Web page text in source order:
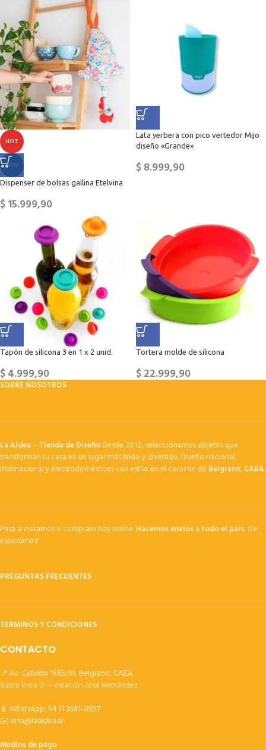
HOT
NEW
Dispenser de bolsas gallina Etelvina
$15.999,90
Lata yerbera con pico vertedor Mijo
diseño «Grande»
$8.999,90
Tapón de silicona 3 en 1 x 2 unid.
$4.999,90
Tortera molde de silicona
$22.999,90
SOBRE NOSOTROS
La Aldea – Tienda de DiseñoDesde 2010, seleccionamos objetos que
transforman tu casa en un lugar más lindo y divertido. Diseño nacional,
internacional y electrodomésticos con estilo en el corazón de Belgrano, CABA.
Pasá a visitarnos o compralo hoy online.Hacemos envíos a todo el país.¡Te
esperamos!
PREGUNTAS FRECUENTES
TERMINOS Y CONDICIONES
CONTACTO
📍 Av. Cabildo 1565/61, Belgrano, CABA
Subte línea D — estación José Hernández
📱 WhatsApp:54 11 3381-0557
✉️info@laaldea.ar
Medios de pago